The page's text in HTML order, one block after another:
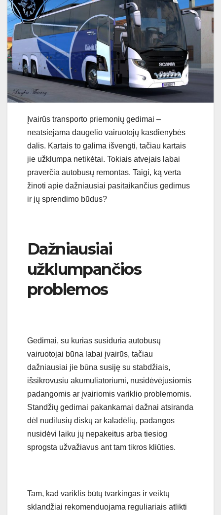
Įvairūs transporto priemonių gedimai –
neatsiejama daugelio vairuotojų kasdienybės
dalis. Kartais to galima išvengti, tačiau kartais
jie užklumpa netikėtai. Tokiais atvejais labai
praverčia autobusų remontas. Taigi, ką verta
žinoti apie dažniausiai pasitaikančius gedimus
ir jų sprendimo būdus?
Dažniausiai
užklumpančios
problemos
Gedimai, su kurias susiduria autobusų
vairuotojai būna labai įvairūs, tačiau
dažniausiai jie būna susiję su stabdžiais,
išsikrovusiu akumuliatoriumi, nusidėvėjusiomis
padangomis ar įvairiomis variklio problemomis.
Standžių gedimai pakankamai dažnai atsiranda
dėl nudilusių diskų ar kaladėlių, padangos
nusidėvi laiku jų nepakeitus arba tiesiog
sprogsta užvažiavus ant tam tikros kliūties.
Tam, kad variklis būtų tvarkingas ir veiktų
sklandžiai rekomenduojama reguliariais atlikti